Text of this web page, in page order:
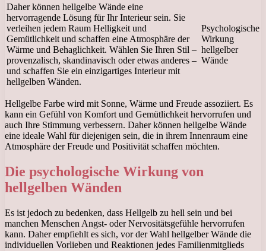
Daher können hellgelbe Wände eine
hervorragende Lösung für Ihr Interieur sein. Sie
verleihen jedem Raum Helligkeit und
Gemütlichkeit und schaffen eine Atmosphäre der
Wärme und Behaglichkeit. Wählen Sie Ihren Stil –
provenzalisch, skandinavisch oder etwas anderes –
und schaffen Sie ein einzigartiges Interieur mit
hellgelben Wänden.
Psychologische
Wirkung
hellgelber
Wände
Hellgelbe Farbe wird mit Sonne, Wärme und Freude assoziiert. Es
kann ein Gefühl von Komfort und Gemütlichkeit hervorrufen und
auch Ihre Stimmung verbessern. Daher können hellgelbe Wände
eine ideale Wahl für diejenigen sein, die in ihrem Innenraum eine
Atmosphäre der Freude und Positivität schaffen möchten.
Die psychologische Wirkung von
hellgelben Wänden
Es ist jedoch zu bedenken, dass Hellgelb zu hell sein und bei
manchen Menschen Angst- oder Nervositätsgefühle hervorrufen
kann. Daher empfiehlt es sich, vor der Wahl hellgelber Wände die
individuellen Vorlieben und Reaktionen jedes Familienmitglieds